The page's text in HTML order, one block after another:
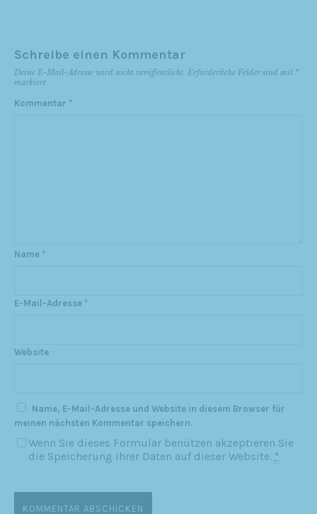
Schreibe einen Kommentar
Deine E-Mail-Adresse wird nicht veröffentlicht. Erforderliche Felder sind mit *
markiert
Kommentar *
Name *
E-Mail-Adresse *
Website
Name, E-Mail-Adresse und Website in diesem Browser für
meinen nächsten Kommentar speichern.
Wenn Sie dieses Formular benützen akzeptieren Sie
die Speicherung Ihrer Daten auf dieser Website. *